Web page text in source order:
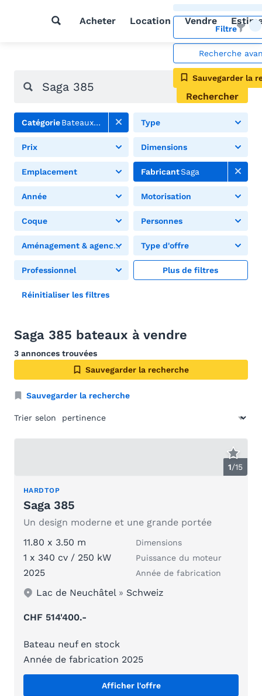
Acheter Location Vendre
Filtre
Recherche
Sauvegarder la
Rechercher
CatégorieBateaux à moteur Type
Prix Dimensions
Emplacement FabricantSaga
Année Motorisation
Coque Personnes
Aménagement & agencement Type d'offre
Professionnel Plus de filtres
Réinitialiser les filtres
Saga 385 bateaux à vendre
3 annonces trouvées
Sauvegarder la recherche
Sauvegarder la recherche
Trier selon
1/15
HARDTOP
Saga 385
Un design moderne et une grande portée
11.80 x 3.50 m
Dimensions
1 x 340 cv / 250 kW Puissance du moteur
2025 Année de fabrication
Lac de Neuchâtel» Schweiz
CHF 514'400.-
Bateau neuf en stock
Année de fabrication 2025
Afficher l'offre